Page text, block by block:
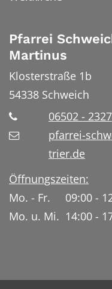
Pfarrei
Martinus
Klosterstraße 1b
54338 Schweich
06502 - 2327
pfarrei-
trier.de
Öffnungszeiten:
Mo. - Fr. 09:00 -
Mo. u. Mi. 14:00 -